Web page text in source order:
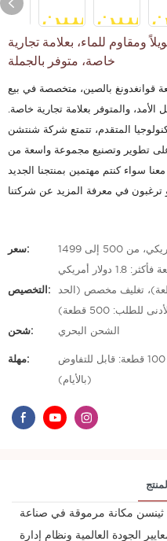
ومقاوم للماء، بعلامة تجارية
خاصة، متوفر بالجملة
قوانغدونغ بالصين، متخصصة في بيع
الأمد، والمتوفر بعلامة تجارية خاصة.
المتقدم، تتمتع شركة شنتشن
على تطوير وتصنيع مجموعة واسعة من
سواء كنتم مهتمين بمنتجنا الجديد
سعر: من 50 إلى 499 قطعة: 2.2 دولار أمريكي، من 500 إلى 1499
التخصيص: (الحد الأدنى للطلب: 50 قطعة)، تغليف مخصص (الحد
الأدنى للطلب: 500 قطعة)
شحن: الشحن البحري
مهلة: من 1 إلى 100 قطعة: 7 أيام، أكثر من 100 قطعة: قابل للتفاوض
(بالأيام)
مكانة مرموقة في صناعة
الجودة العالمية ونظام إدارة